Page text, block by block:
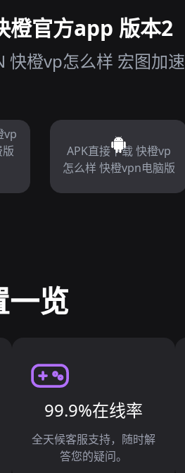
橙官方app 版本2
快橙vp怎么样 宏图加速
vp
APK直接下载 快橙vp
怎么样 快橙vpn电脑版
览
99.9%在线率
全天候客服支持，随时解
答您的疑问。